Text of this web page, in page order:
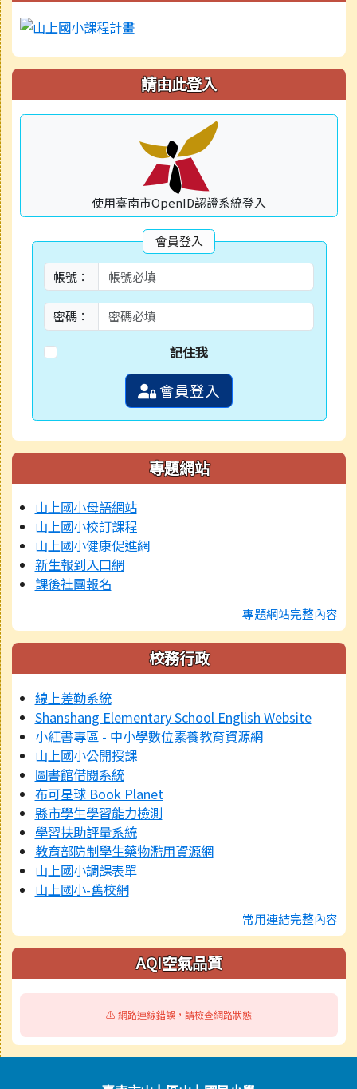
請由此登入
使用臺南市OpenID認證系統登入
會員登入
帳號：
密碼：
記住我
會員登入
專題網站
山上國小母語網站
山上國小校訂課程
山上國小健康促進網
新生報到入口網
課後社團報名
專題網站完整內容
校務行政
線上差勤系統
Shanshang Elementary School English Website
小紅書專區 - 中小學數位素養教育資源網
山上國小公開授課
圖書館借閱系統
布可星球 Book Planet
縣市學生學習能力檢測
學習扶助評量系統
教育部防制學生藥物濫用資源網
山上國小調課表單
山上國小-舊校網
常用連結完整內容
AQI空氣品質
⚠️ 網路連線錯誤，請檢查網路狀態